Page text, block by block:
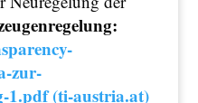
zur-
1.pdf (ti-austria.at)